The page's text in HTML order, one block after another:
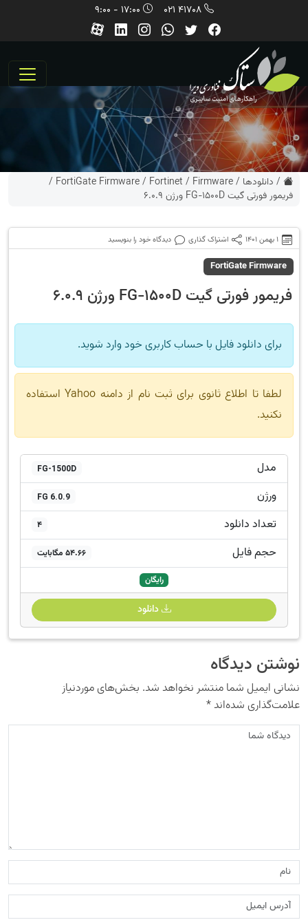
41708 021
/ دانلودها /
Firmware
/
Fortinet
/
FortiGate Firmware
/
فریمور فورتی گیت FG-1500D ورژن 6.0.9
1 بهمن 1401 اشتراک گذاری دیدگاه خود را بنویسید
FortiGate Firmware
فریمور فورتی گیت FG-1500D ورژن 6.0.9
برای دانلود فایل با حساب کاربری خود وارد شوید.
لطفا تا اطلاع ثانوی برای ثبت نام از دامنه Yahoo استفاده
نکنید.
مدل FG-1500D
ورژن FG 6.0.9
تعداد دانلود 4
حجم فایل 54.66 مگابایت
رایگان
دانلود
نوشتن دیدگاه
نشانی ایمیل شما منتشر نخواهد شد. بخش‌های موردنیاز
علامت‌گذاری شده‌اند*